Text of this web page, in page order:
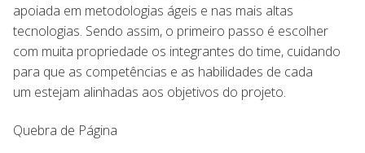
apoiada em metodologias ágeis e nas mais altas
tecnologias. Sendo assim, o primeiro passo é escolher
com muita propriedade os integrantes do time, cuidando
para que as competências e as habilidades de cada
um estejam alinhadas aos objetivos do projeto.
Quebra de Página